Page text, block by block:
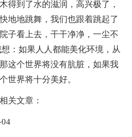
得到了水的滋润，高兴极了，
地地跳舞，我们也跟着跳起了
子看上去，干干净净，一尘不
：如果人人都能美化环境，从
这个世界将没有肮脏，如果我
世界将十分美好。
关文章：